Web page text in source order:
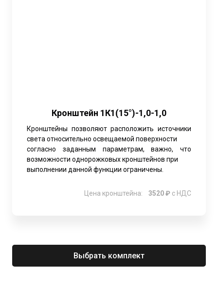
Кронштейн 1К1(15°)-1,0-1,0
Кронштейны позволяют расположить источники
света относительно освещаемой поверхности
согласно заданным параметрам, важно, что
возможности однорожковых кронштейнов при
выполнении данной функции ограничены.
Цена кронштейна: 3520 ₽ с НДС
Выбрать комплект